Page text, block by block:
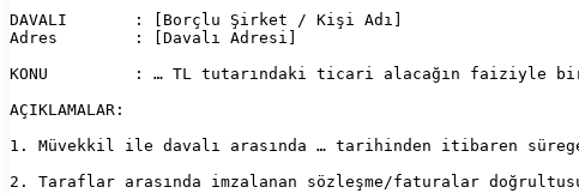
DAVALI       : [Borçlu Şirket / Kişi Adı]
Adres        : [Davalı Adresi]
KONU         : … TL tutarındaki ticari alacağın
AÇIKLAMALAR:
1. Müvekkil ile davalı arasında … tarihinden itibaren
2. Taraflar arasında imzalanan sözleşme/faturalar